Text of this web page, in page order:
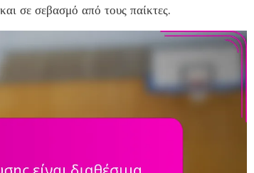
σε σεβασμό από τους παίκτες.